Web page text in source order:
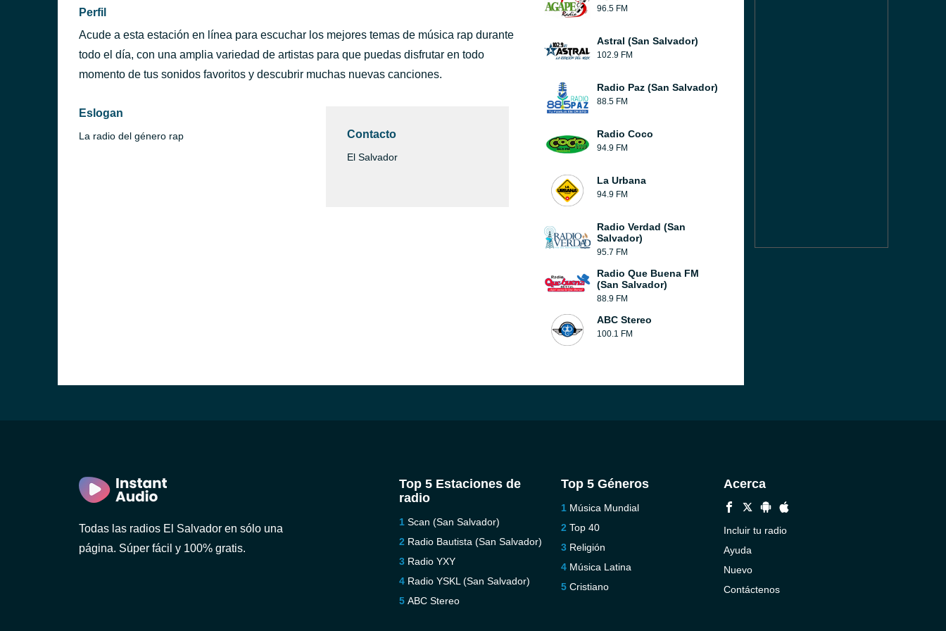
Perfil
Acude a esta estación en línea para escuchar los mejores temas de música rap durante
todo el día, con una amplia variedad de artistas para que puedas disfrutar en todo
momento de tus sonidos favoritos y descubrir muchas nuevas canciones.
Eslogan
La radio del género rap Contacto
El Salvador
96.5 FM
Astral (San Salvador)
102.9 FM
Radio Paz (San Salvador)
88.5 FM
Radio Coco
94.9 FM
La Urbana
94.9 FM
Radio Verdad (San
Salvador)
95.7 FM
Radio Que Buena FM
(San Salvador)
88.9 FM
ABC Stereo
100.1 FM
Todas las radios El Salvador en sólo una
página. Súper fácil y 100% gratis.
Top 5 Estaciones de
radio
Scan (San Salvador)
Radio Bautista (San Salvador)
Radio YXY
Radio YSKL (San Salvador)
ABC Stereo
Top 5 Géneros
Música Mundial
Top 40
Religión
Música Latina
Cristiano
Acerca
Incluir tu radio
Ayuda
Nuevo
Contáctenos